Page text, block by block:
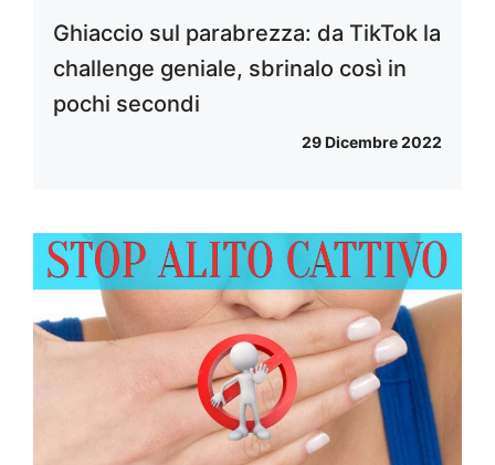
Ghiaccio sul parabrezza: da TikTok la
challenge geniale, sbrinalo così in
pochi secondi
29 Dicembre 2022